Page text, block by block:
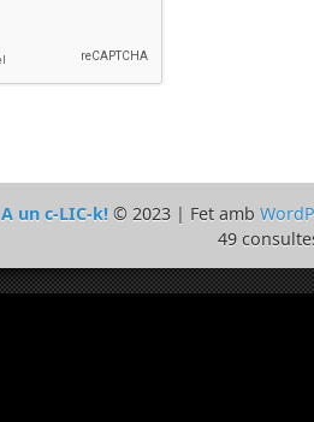
A un c-LIC-k!© 2023 | Fet amb
49